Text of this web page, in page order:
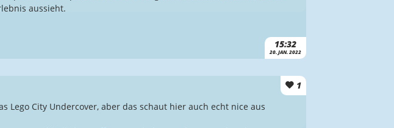
15:32
20. JAN. 2022
aussieht.
1
Lego City Undercover, aber das schaut hier auch echt nice aus